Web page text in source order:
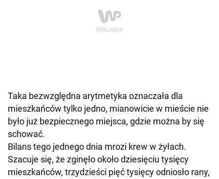
Taka bezwzględna arytmetyka oznaczała dla
mieszkańców tylko jedno, mianowicie w mieście nie
było już bezpiecznego miejsca, gdzie można by się
schować.
Bilans tego jednego dnia mrozi krew w żyłach.
Szacuje się, że zginęło około dziesięciu tysięcy
mieszkańców, trzydzieści pięć tysięcy odniosło rany,